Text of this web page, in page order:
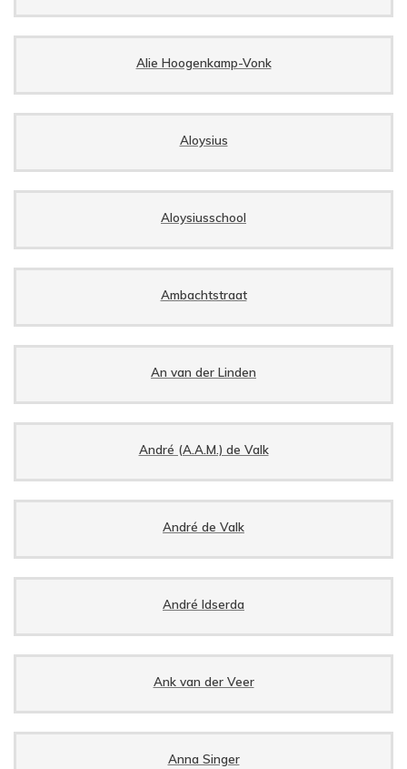
Alie Hoogenkamp-Vonk
Aloysius
Aloysiusschool
Ambachtstraat
An van der Linden
André (A.A.M.) de Valk
André de Valk
André Idserda
Ank van der Veer
Anna Singer